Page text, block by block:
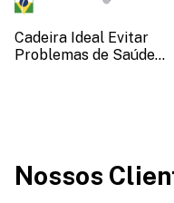
Cadeira Ideal Evitar
Problemas de Saúde
Nossos